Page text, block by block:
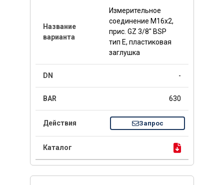
Измерительное
соединение M16x2,
прис. GZ 3/8" BSP
тип E, пластиковая
заглушка
-
630
Запрос